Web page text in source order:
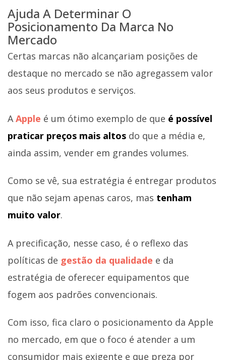
Ajuda A Determinar O
Posicionamento Da Marca No
Mercado
Certas marcas não alcançariam posições de
destaque no mercado se não agregassem valor
aos seus produtos e serviços.
A Apple é um ótimo exemplo de que é possível
praticar preços mais altos do que a média e,
ainda assim, vender em grandes volumes.
Como se vê, sua estratégia é entregar produtos
que não sejam apenas caros, mas tenham
muito valor.
A precificação, nesse caso, é o reflexo das
políticas de gestão da qualidade e da
estratégia de oferecer equipamentos que
fogem aos padrões convencionais.
Com isso, fica claro o posicionamento da Apple
no mercado, em que o foco é atender a um
consumidor mais exigente e que preza por